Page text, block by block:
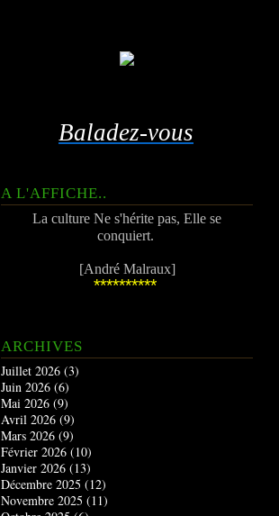
Baladez-vous
A L'AFFICHE..
La culture Ne s'hérite pas, Elle se
conquiert.
[André Malraux]
**********
ARCHIVES
Juillet 2026 (3)
Juin 2026 (6)
Mai 2026 (9)
Avril 2026 (9)
Mars 2026 (9)
Février 2026 (10)
Janvier 2026 (13)
Décembre 2025 (12)
Novembre 2025 (11)